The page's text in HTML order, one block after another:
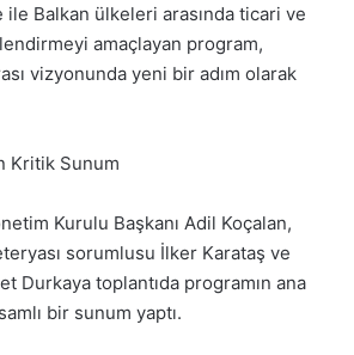
Balkan ülkeleri arasında ticari ve
amaçlayan program,
vizyonunda yeni bir adım olarak
Kritik Sunum
Kurulu Başkanı Adil Koçalan,
sorumlusu İlker Karataş ve
Durkaya toplantıda programın ana
bir sunum yaptı.